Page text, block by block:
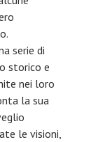
serie di
storico e
nei loro
la sua
le visioni,